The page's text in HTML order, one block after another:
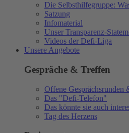
Die Selbsthilfegruppe:
Satzung
Infomaterial
Unser Transparenz-
Videos der Defi-Liga
Unsere Angebote
Gespräche & Treffen
Offene Gesprächsrunden
Das "Defi-Telefon"
Das könnte sie auch
Tag des Herzens